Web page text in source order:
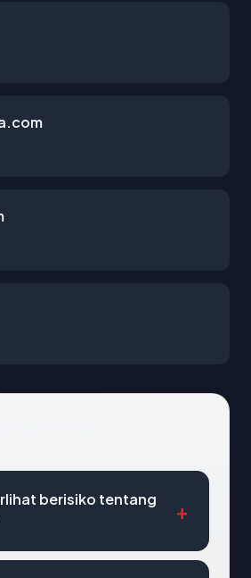
berisiko tentang